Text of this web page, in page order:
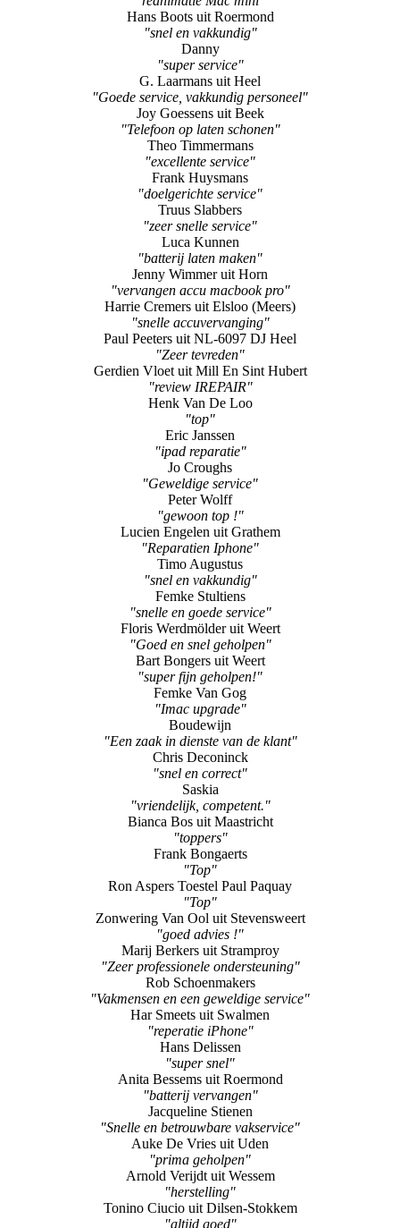
Hans Boots uit Roermond
"snel en vakkundig"
Danny
"super service"
G. Laarmans uit Heel
"Goede service, vakkundig personeel"
Joy Goessens uit Beek
"Telefoon op laten schonen"
Theo Timmermans
"excellente service"
Frank Huysmans
"doelgerichte service"
Truus Slabbers
"zeer snelle service"
Luca Kunnen
"batterij laten maken"
Jenny Wimmer uit Horn
"vervangen accu macbook pro"
Harrie Cremers uit Elsloo (Meers)
"snelle accuvervanging"
Paul Peeters uit NL-6097 DJ Heel
"Zeer tevreden"
Gerdien Vloet uit Mill En Sint Hubert
"review IREPAIR"
Henk Van De Loo
"top"
Eric Janssen
"ipad reparatie"
Jo Croughs
"Geweldige service"
Peter Wolff
"gewoon top !"
Lucien Engelen uit Grathem
"Reparatien Iphone"
Timo Augustus
"snel en vakkundig"
Femke Stultiens
"snelle en goede service"
Floris Werdmölder uit Weert
"Goed en snel geholpen"
Bart Bongers uit Weert
"super fijn geholpen!"
Femke Van Gog
"Imac upgrade"
Boudewijn
"Een zaak in dienste van de klant"
Chris Deconinck
"snel en correct"
Saskia
"vriendelijk, competent."
Bianca Bos uit Maastricht
"toppers"
Frank Bongaerts
"Top"
Ron Aspers Toestel Paul Paquay
"Top"
Zonwering Van Ool uit Stevensweert
"goed advies !"
Marij Berkers uit Stramproy
"Zeer professionele ondersteuning"
Rob Schoenmakers
"Vakmensen en een geweldige service"
Har Smeets uit Swalmen
"reperatie iPhone"
Hans Delissen
"super snel"
Anita Bessems uit Roermond
"batterij vervangen"
Jacqueline Stienen
"Snelle en betrouwbare vakservice"
Auke De Vries uit Uden
"prima geholpen"
Arnold Verijdt uit Wessem
"herstelling"
Tonino Ciucio uit Dilsen-Stokkem
"altijd goed"